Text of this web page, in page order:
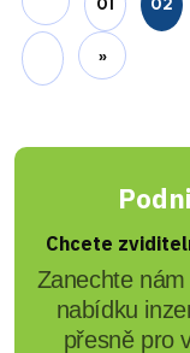
REGIONVYSOCINA.CZ
Velký
KRAJ